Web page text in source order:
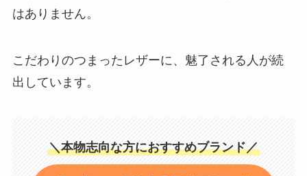
はありません。
こだわりのつまったレザーに、魅了される人が続
出しています。
＼本物志向な方におすすめブランド／